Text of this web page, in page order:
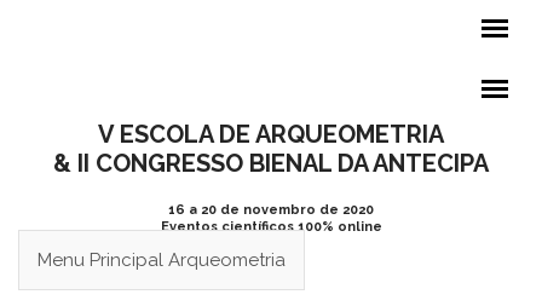
V ESCOLA DE ARQUEOMETRIA
& II CONGRESSO BIENAL DA ANTECIPA
16 a 20 de novembro de 2020
Eventos científicos 100% online
Menu Principal Arqueometria